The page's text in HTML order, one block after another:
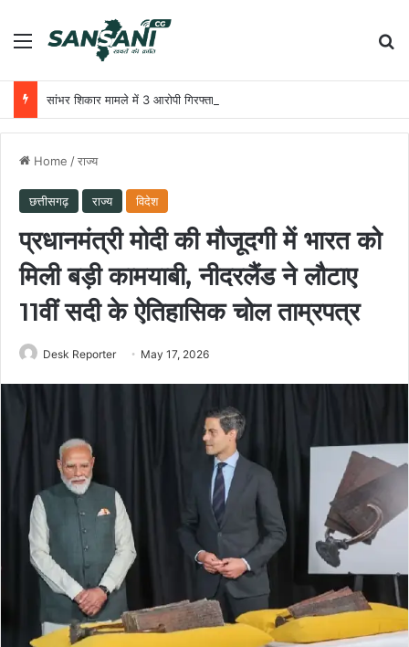
Menu
सांभर शिकार मामले में 3 आरोपी गिरफ्तार, भेजे गए जेल
Home /राज्य
छत्तीसगढ़ राज्य विदेश
प्रधानमंत्री मोदी की मौजूदगी में भारत को
मिली बड़ी कामयाबी, नीदरलैंड ने लौटाए
11वीं सदी के ऐतिहासिक चोल ताम्रपत्र
Desk Reporter May 17, 2026